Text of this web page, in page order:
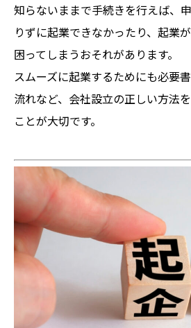
知らないままで手続きを行えば、
りずに起業できなかったり、起業
困ってしまうおそれがあります。
スムーズに起業するためにも必要
流れなど、会社設立の正しい方法
ことが大切です。